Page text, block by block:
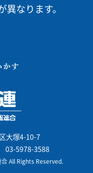
なります。
大塚4-10-7
5978-3588
All Rights Reserved.